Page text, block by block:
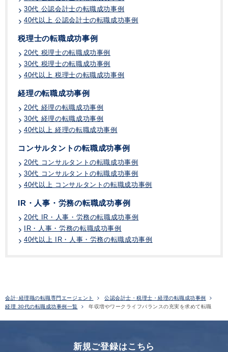
30代 公認会計士の転職成功事例
40代以上 公認会計士の転職成功事例
税理士の転職成功事例
20代 税理士の転職成功事例
30代 税理士の転職成功事例
40代以上 税理士の転職成功事例
経理の転職成功事例
20代 経理の転職成功事例
30代 経理の転職成功事例
40代以上 経理の転職成功事例
コンサルタントの転職成功事例
20代 コンサルタントの転職成功事例
30代 コンサルタントの転職成功事例
40代以上 コンサルタントの転職成功事例
IR・人事・労務の転職成功事例
20代 IR・人事・労務の転職成功事例
IR・人事・労務の転職成功事例
40代以上 IR・人事・労務の転職成功事例
会計･経理職の転職専門エージェント
公認会計士・税理士・経理の転職成功事例
経理 30代の転職成功事例一覧
年収増やワークライフバランスの充実を求めて転職
新規ご登録はこちら